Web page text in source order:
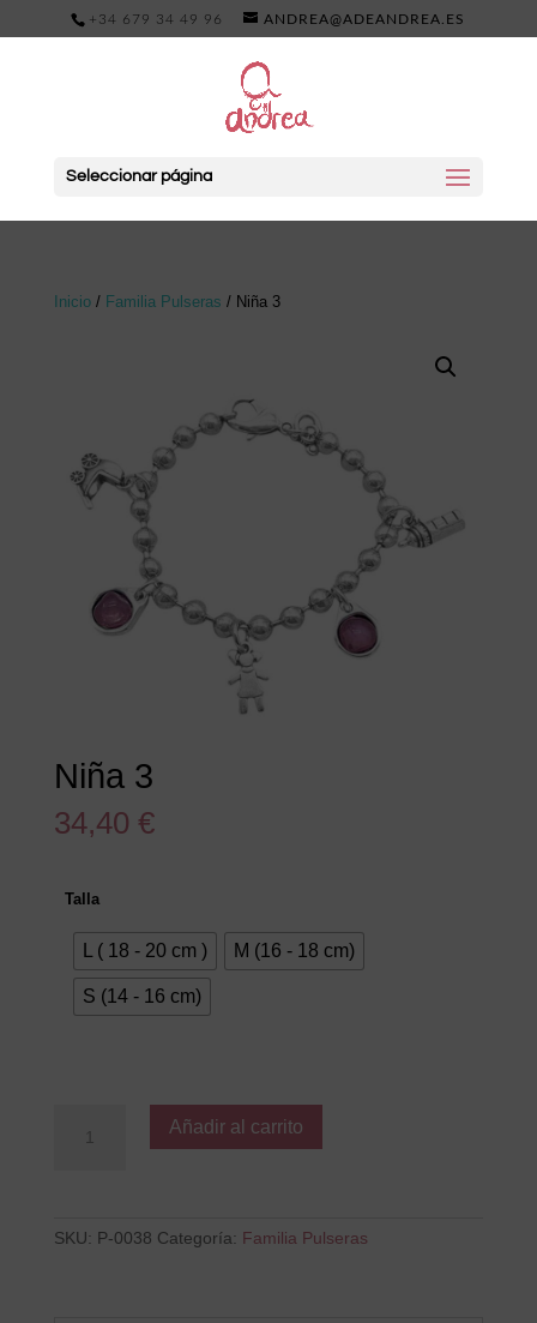
+34 679 34 49 96 ANDREA@ADEANDREA.ES
Seleccionar página
Inicio/ Familia Pulseras / Niña 3
Niña 3
34,40 €
Talla
L ( 18 - 20 cm ) M (16 - 18 cm)
S (14 - 16 cm)
Añadir al carrito
SKU: P-0038 Categoría: Familia Pulseras